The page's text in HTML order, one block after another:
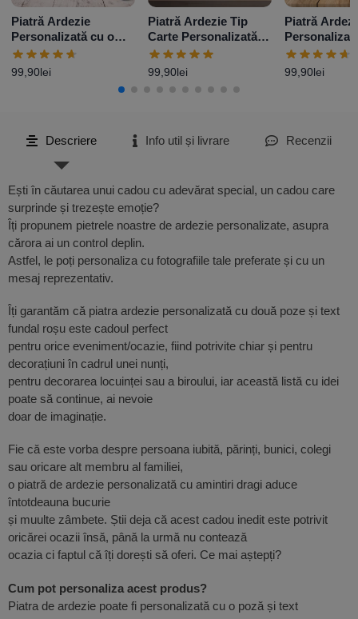
Piatră Ardezie
Personalizată cu o
poză și mesaj –
Elegance
99,90lei
Piatră Ardezie Tip
Carte Personalizată
cu o poză și mesaj
99,90lei
Piatră
poze și
99,90lei
Descriere Info util și livrare Recenzii
Ești în căutarea unui cadou cu adevărat special, un cadou care
surprinde și trezește emoție?
Îți propunem pietrele noastre de ardezie personalizate, asupra
cărora ai un control deplin.
Astfel, le poți personaliza cu fotografiile tale preferate și cu un
mesaj reprezentativ.
Îți garantăm că piatra ardezie personalizată cu două poze și text
fundal roșu este cadoul perfect
pentru orice eveniment/ocazie, fiind potrivite chiar și pentru
decorațiuni în cadrul unei nunți,
pentru decorarea locuinței sau a biroului, iar această listă cu idei
poate să continue, ai nevoie
doar de imaginație.
Fie că este vorba despre persoana iubită, părinți, bunici, colegi
sau oricare alt membru al familiei,
o piatră de ardezie personalizată cu amintiri dragi aduce
întotdeauna bucurie
și muulte zâmbete. Știi deja că acest cadou inedit este potrivit
oricărei ocazii însă, până la urmă nu contează
ocazia ci faptul că îți dorești să oferi. Ce mai aștepți?
Cum pot personaliza acest produs?
Piatra de ardezie poate fi personalizată cu o poză și text